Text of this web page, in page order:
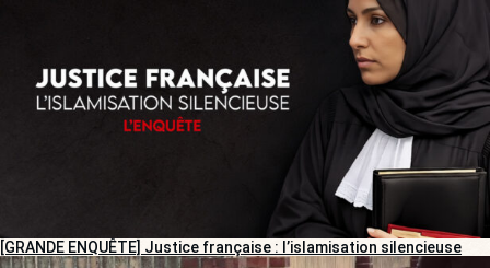
[GRANDE ENQUÊTE] Justice française : l’islamisation silencieuse